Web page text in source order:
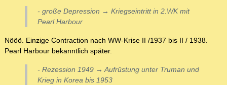
- große Depression → Kriegseintritt in 2.WK mit
Pearl Harbour
Nööö. Einzige Contraction nach WW-Krise II /1937 bis II / 1938.
Pearl Harbour bekanntlich später.
- Rezession 1949 → Aufrüstung unter Truman und
Krieg in Korea bis 1953